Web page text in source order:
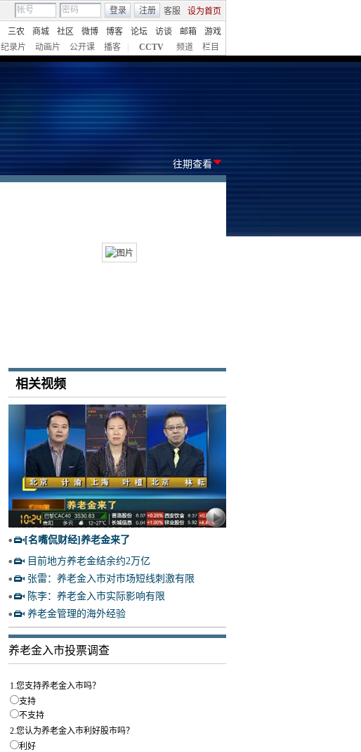
客服 设为首页
登录 注册
三农 商城 社区 微博 博客 论坛 访谈 邮箱
游戏
纪录片 动画片 公开课 播客 CCTV 频道 栏目
往期查看
相关视频
[名嘴侃财经]养老金来了
目前地方养老金结余约2万亿
张雷：养老金入市对市场短线刺激有限
陈李：养老金入市实际影响有限
养老金管理的海外经验
养老金入市投票调查
1.您支持养老金入市吗？
支持
不支持
2.您认为养老金入市利好股市吗？
利好